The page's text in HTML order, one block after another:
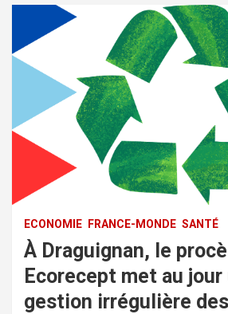
ECONOMIE FRANCE-MONDE SANTÉ
À Draguignan, le
Ecorecept met au jour
gestion irrégulière